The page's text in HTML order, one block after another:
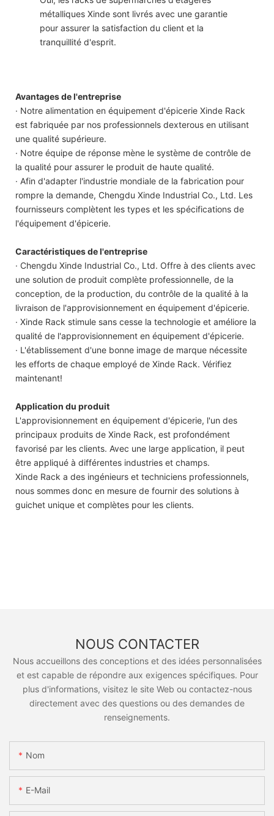
métalliques Xinde sont livrés avec une garantie
pour assurer la satisfaction du client et la
tranquillité d'esprit.
Avantages de l'entreprise
· Notre alimentation en équipement d'épicerie Xinde Rack
est fabriquée par nos professionnels dexterous en utilisant
une qualité supérieure.
· Notre équipe de réponse mène le système de contrôle de
la qualité pour assurer le produit de haute qualité.
· Afin d'adapter l'industrie mondiale de la fabrication pour
rompre la demande, Chengdu Xinde Industrial Co., Ltd. Les
fournisseurs complètent les types et les spécifications de
l'équipement d'épicerie.
Caractéristiques de l'entreprise
· Chengdu Xinde Industrial Co., Ltd. Offre à des clients avec
une solution de produit complète professionnelle, de la
conception, de la production, du contrôle de la qualité à la
livraison de l'approvisionnement en équipement d'épicerie.
· Xinde Rack stimule sans cesse la technologie et améliore la
qualité de l'approvisionnement en équipement d'épicerie.
· L'établissement d'une bonne image de marque nécessite
les efforts de chaque employé de Xinde Rack. Vérifiez
maintenant!
Application du produit
L'approvisionnement en équipement d'épicerie, l'un des
principaux produits de Xinde Rack, est profondément
favorisé par les clients. Avec une large application, il peut
être appliqué à différentes industries et champs.
Xinde Rack a des ingénieurs et techniciens professionnels,
nous sommes donc en mesure de fournir des solutions à
guichet unique et complètes pour les clients.
NOUS CONTACTER
Nous accueillons des conceptions et des idées personnalisées
et est capable de répondre aux exigences spécifiques. Pour
plus d'informations, visitez le site Web ou contactez-nous
directement avec des questions ou des demandes de
renseignements.
Nom
E-Mail